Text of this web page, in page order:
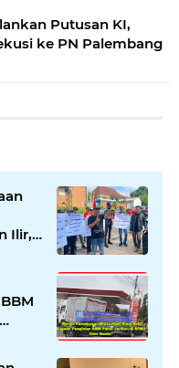
Putusan KI,
ke PN Palembang
Ilir,